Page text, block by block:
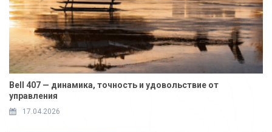
Bell 407 — динамика, точность и удовольствие от
управления
17.04.2026